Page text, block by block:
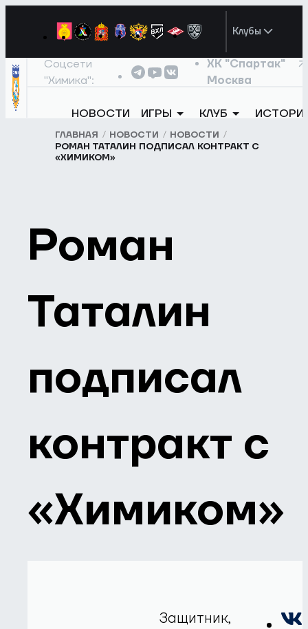
Клубы
Соцсети
"Химика":
ХК "Спартак"
Москва
НОВОСТИ ИГРЫ КЛУБ
ГЛАВНАЯ НОВОСТИ
НОВОСТИ
РОМАН ТАТАЛИН ПОДПИСАЛ КОНТРАКТ С
«ХИМИКОМ»
Роман
Таталин
подписал
контракт с
«Химиком»
Защитник,